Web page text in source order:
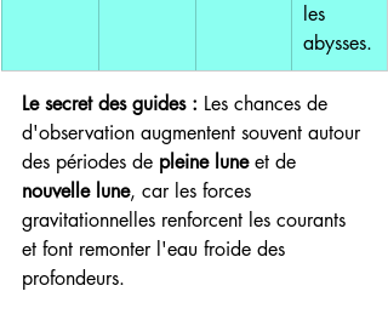
les
abysses.
Le secret des guides : Les chances de
d'observation augmentent souvent autour
des périodes de pleine lune et de
nouvelle lune, car les forces
gravitationnelles renforcent les courants
et font remonter l'eau froide des
profondeurs.